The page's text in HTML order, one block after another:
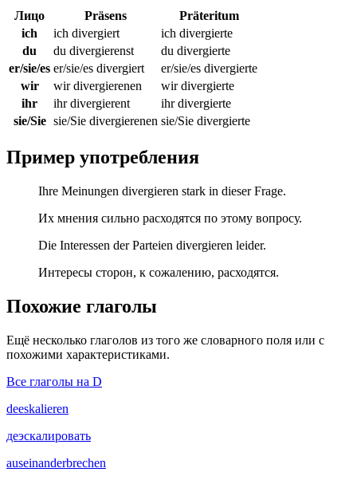
Лицо Präsens
Präteritum
ich
ich divergiert
ich divergierte
du
du divergierenst
du divergierte
er/sie/es er/sie/es divergiert
er/sie/es divergierte
wir
wir divergierenen
wir divergierte
ihr
ihr divergierent
ihr divergierte
sie/Sie sie/Sie divergierenen sie/Sie divergierte
Пример употребления
Ihre Meinungen divergieren stark in dieser Frage.
Их мнения сильно расходятся по этому вопросу.
Die Interessen der Parteien divergieren leider.
Интересы сторон, к сожалению, расходятся.
Похожие глаголы
Ещё несколько глаголов из того же словарного поля или с
похожими характеристиками.
Все глаголы на D
deeskalieren
деэскалировать
auseinanderbrechen